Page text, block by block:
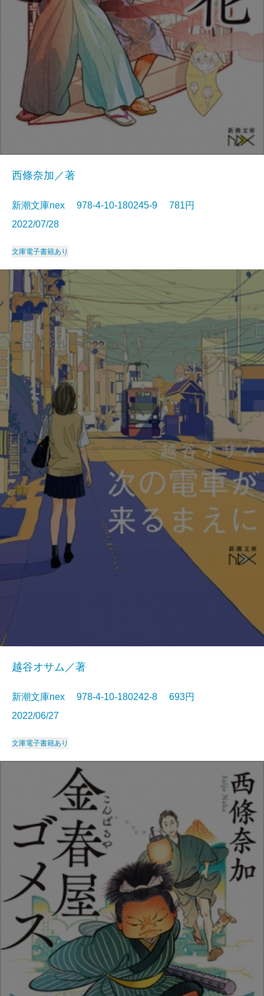
西條奈加／著
新潮文庫nex 978-4-10-180245-9 781円
2022/07/28
文庫電子書籍あり
越谷オサム／著
新潮文庫nex 978-4-10-180242-8 693円
2022/06/27
文庫電子書籍あり